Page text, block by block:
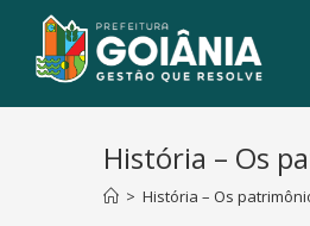
História – Os
> História – Os